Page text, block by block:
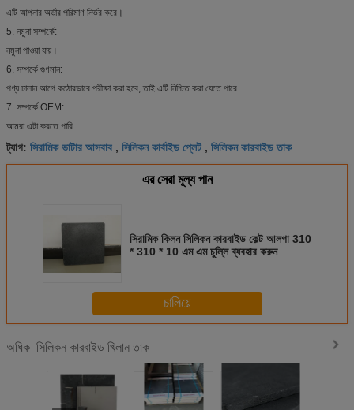
এটি আপনার অর্ডার পরিমাণ নির্ভর করে।
5. নমুনা সম্পর্কে:
নমুনা পাওয়া যায়।
6. সম্পর্কে গুণমান:
পণ্য চালান আগে কঠোরভাবে পরীক্ষা করা হবে, তাই এটি নিশ্চিত করা যেতে পারে
7. সম্পর্কে OEM:
আমরা এটা করতে পারি.
ট্যাগ: সিরামিক ভাটার আসবাব , সিলিকন কার্বাইড প্লেট , সিলিকন কারবাইড তাক
এর সেরা মূল্য পান
সিরামিক কিলন সিলিকন কারবাইড কেল্ট আলগা 310
* 310 * 10 এম এম চুল্লি ব্যবহার করুন
চালিয়ে
অধিক সিলিকন কারবাইড খিলান তাক